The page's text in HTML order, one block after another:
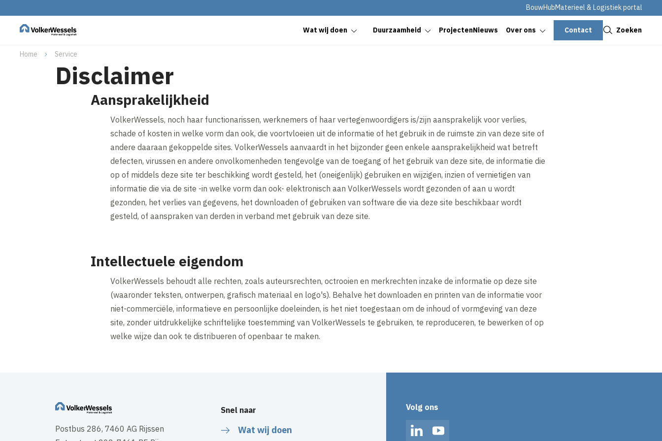
BouwHubMaterieel & Logistiek portal
Wat wij doen Duurzaamheid ProjectenNieuws Over ons Contact Zoeken
Home Service
Disclaimer
Aansprakelijkheid
VolkerWessels, noch haar functionarissen, werknemers of haar vertegenwoordigers is/zijn aansprakelijk voor verlies,
schade of kosten in welke vorm dan ook, die voortvloeien uit de informatie of het gebruik in de ruimste zin van deze site of
andere daaraan gekoppelde sites. VolkerWessels aanvaardt in het bijzonder geen enkele aansprakelijkheid wat betreft
defecten, virussen en andere onvolkomenheden tengevolge van de toegang of het gebruik van deze site, de informatie die
op of middels deze site ter beschikking wordt gesteld, het (oneigenlijk) gebruiken en wijzigen, inzien of vernietigen van
informatie die via de site -in welke vorm dan ook- elektronisch aan VolkerWessels wordt gezonden of aan u wordt
gezonden, het verlies van gegevens, het downloaden of gebruiken van software die via deze site beschikbaar wordt
gesteld, of aanspraken van derden in verband met gebruik van deze site.
Intellectuele eigendom
VolkerWessels behoudt alle rechten, zoals auteursrechten, octrooien en merkrechten inzake de informatie op deze site
(waaronder teksten, ontwerpen, grafisch materiaal en logo's). Behalve het downloaden en printen van de informatie voor
niet-commerciële, informatieve en persoonlijke doeleinden, is het niet toegestaan om de inhoud of vormgeving van deze
site, zonder uitdrukkelijke schriftelijke toestemming van VolkerWessels te gebruiken, te reproduceren, te bewerken of op
welke wijze dan ook te distribueren of openbaar te maken.
Postbus 286, 7460 AG Rijssen
Snel naar
Wat wij doen
Volg ons
LinkedInYouTube
Sluiten